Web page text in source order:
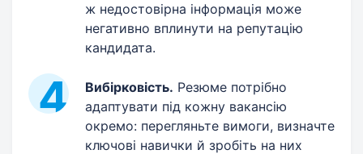
ж недостовірна інформація може
негативно вплинути на репутацію
кандидата.
Вибірковість. Резюме потрібно
адаптувати під кожну вакансію
окремо: перегляньте вимоги, визначте
ключові навички й зробіть на них